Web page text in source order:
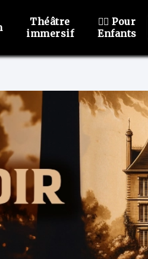
Théâtre
immersif
🙋‍♂️ Pour
Enfants